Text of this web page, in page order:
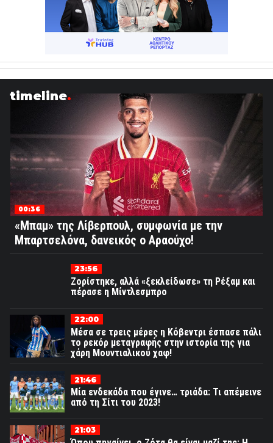
timeline
00:36
«Μπαμ» της Λίβερπουλ, συμφωνία με την
Μπαρτσελόνα, δανεικός ο Αραούχο!
23:56
Ζορίστηκε, αλλά «ξεκλείδωσε» τη Ρέξαμ και
πέρασε η Μίντλεσμπρο
22:00
Μέσα σε τρεις μέρες η Κόβεντρι έσπασε πάλι
το ρεκόρ μεταγραφής στην ιστορία της για
χάρη Μουντιαλικού χαφ!
21:46
Μία ενδεκάδα που έγινε… τριάδα: Τι απέμεινε
από τη Σίτι του 2023!
21:03